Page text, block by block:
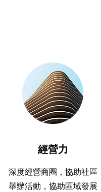
經營力
深度經營商圈，協助社區
舉辦活動，協助區域發展